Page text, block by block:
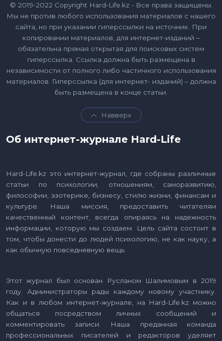
© 2019-2022 Copyright Hard-Life.kz - Все права защищены.
Мы не против любого использования материалов с нашего
сайта, но при указании гиперссылки на источник. При
копировании материалов, для интернет-изданий –
обязательна прямая открытая для поисковых систем
гиперссылка. Ссылка должна быть размещена в
независимости от полного либо частичного использования
материалов. Гиперссылка (для интернет- изданий) – должна
быть размещена в конце статьи.
Навверх
Об интернет-журнале Hard-Life
Hard-Life.kz это интернет-журнал, где собраны различные
статьи по психологии, отношениям, саморазвитию,
философии, эзотерике, бизнесу, стилю жизни, финансам и
культуре. Наша миссия, предоставить читателям
качественный контент, всегда опираясь на надежность
информации, которую мы создаем. Цель сайта состоит в
том, чтобы донести до людей психологию, не как науку, а
как обычную повседневную вещь.
Этот журнал был основан Русланом Шалимовым в 2019
году. Администраторы рады каждому новому участнику.
Как и в любом интернет-журнале, на Hard-Life.kz можно
общаться посредством личных сообщений и
комментировать записи. Наша преданная команда
профессиональных писателей и редакторов уделяет